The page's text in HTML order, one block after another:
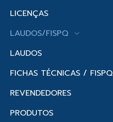
LICENÇAS
LAUDOS/FISPQ
LAUDOS
FICHAS TÉCNICAS / FISPQ
REVENDEDORES
PRODUTOS